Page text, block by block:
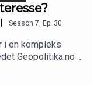
| Season 7 Ep. 30
i en kompleks
Geopolitika.no i
basert på
av